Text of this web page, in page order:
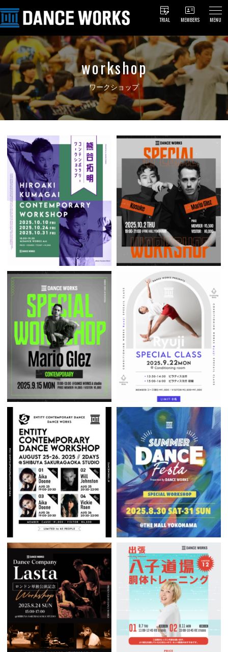
TRIAL MEMBERS MENU
workshop
ワークショップ